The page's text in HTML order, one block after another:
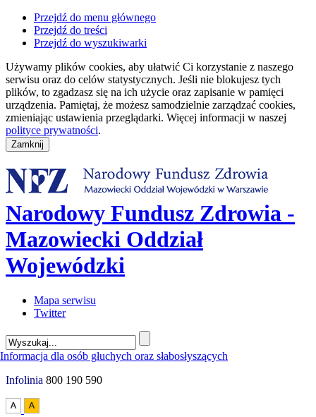
Przejdź do menu głównego
Przejdź do treści
Przejdź do wyszukiwarki
Używamy plików cookies, aby ułatwić Ci korzystanie z naszego
serwisu oraz do celów statystycznych. Jeśli nie blokujesz tych
plików, to zgadzasz się na ich użycie oraz zapisanie w pamięci
urządzenia. Pamiętaj, że możesz samodzielnie zarządzać cookies,
zmieniając ustawienia przeglądarki. Więcej informacji w naszej
polityce prywatności.
Narodowy Fundusz Zdrowia -
Mazowiecki Oddział
Wojewódzki
Mapa serwisu
Twitter
Infolinia 800 190 590